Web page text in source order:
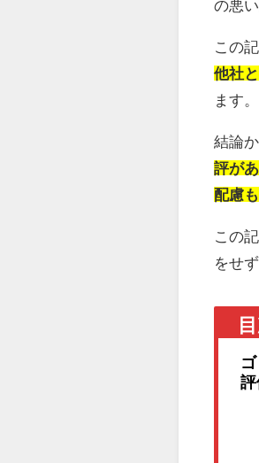
の悪
この
他社
ます。
結論
評が
配慮
この
をせ